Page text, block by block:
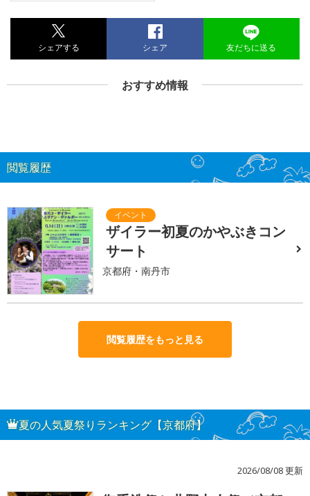
シェアする シェア 友だちに送る
おすすめ情報
閲覧履歴
ザイラー初夏のかやぶきコン
サート
京都府・南丹市
閲覧履歴をもっと見る
夏の人気夏祭りランキング【京都府】
2026/08/08 更新